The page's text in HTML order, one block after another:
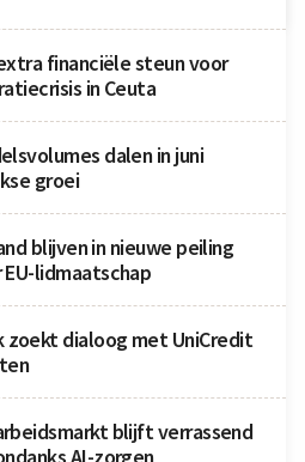
financiële steun voor
in Ceuta
dalen in juni
groei
blijven in nieuwe peiling
lidmaatschap
zoekt dialoog met UniCredit
blijft verrassend